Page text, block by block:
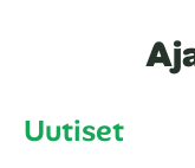
Uutiset